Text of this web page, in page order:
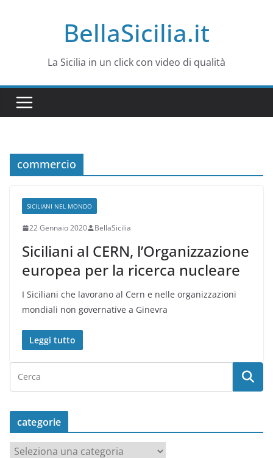
BellaSicilia.it
La Sicilia in un click con video di qualità
commercio
SICILIANI NEL MONDO
22 Gennaio 2020 BellaSicilia
Siciliani al CERN, l’Organizzazione
europea per la ricerca nucleare
I Siciliani che lavorano al Cern e nelle organizzazioni
mondiali non governative a Ginevra
Leggi tutto
categorie